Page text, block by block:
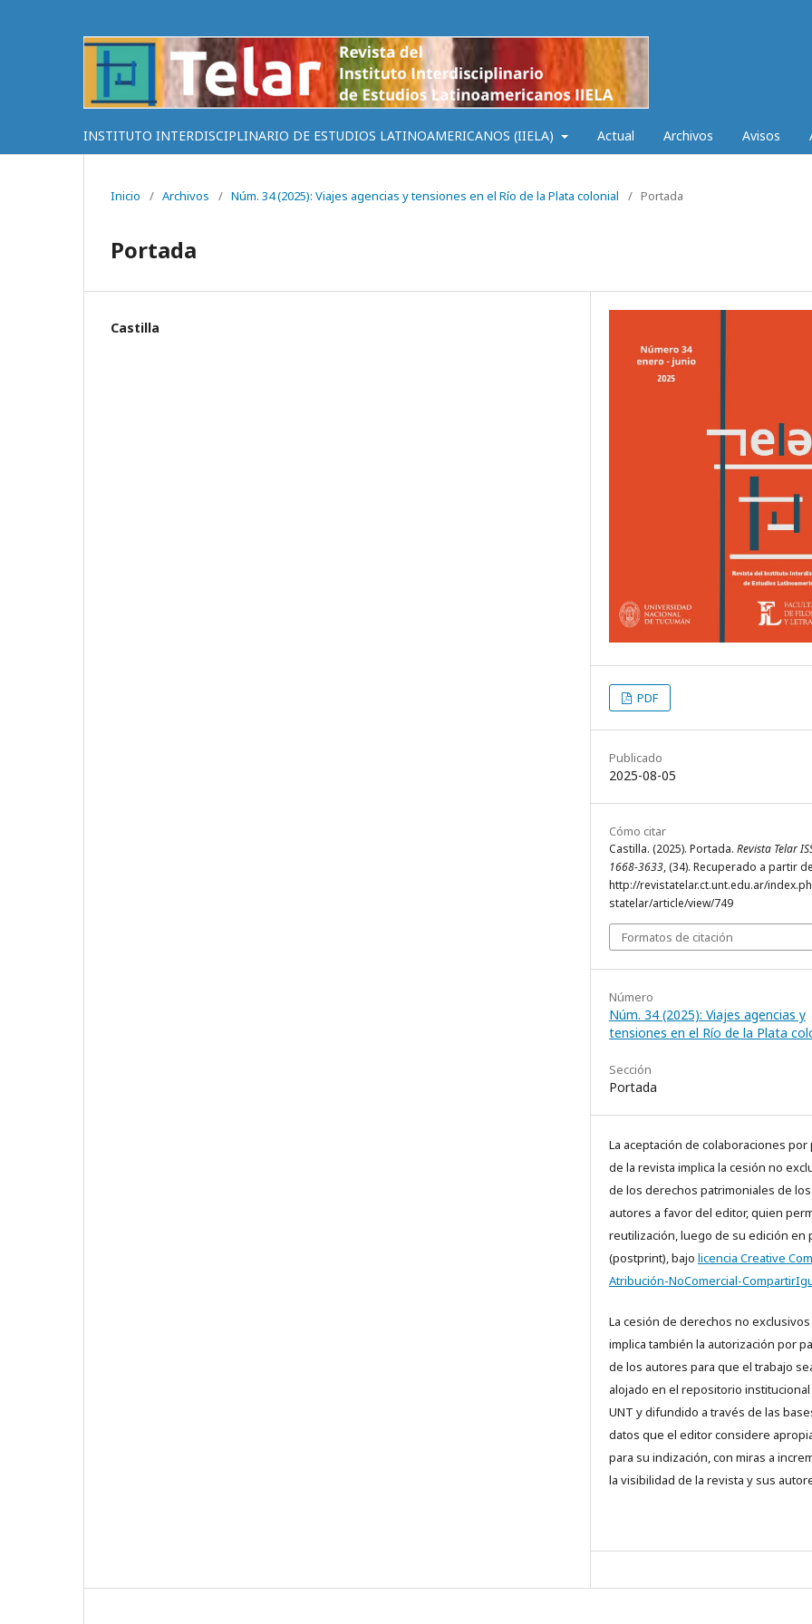
INSTITUTO INTERDISCIPLINARIO DE ESTUDIOS LATINOAMERICANOS (IIELA) Actual Archivos Avisos
Inicio / Archivos / Núm. 34 (2025): Viajes agencias y tensiones en el Río de la Plata colonial / Portada
Portada
Castilla
PDF
Publicado
2025-08-05
Cómo citar
Castilla. (2025). Portada. Revista Telar
1668-3633, (34). Recuperado a partir de
http://revistatelar.ct.unt.edu.ar/
statelar/article/view/749
Formatos de citación
Número
Núm. 34 (2025): Viajes agencias y
tensiones en el Río de la Plata
Sección
Portada
La aceptación de colaboraciones por
de la revista implica la cesión no
de los derechos patrimoniales de los
autores a favor del editor, quien
reutilización, luego de su edición en
(postprint), bajo licencia Creative
Atribución-NoComercial-
La cesión de derechos no exclusivos
implica también la autorización por
de los autores para que el trabajo
alojado en el repositorio institucional
UNT y difundido a través de las
datos que el editor considere
para su indización, con miras a
la visibilidad de la revista y sus